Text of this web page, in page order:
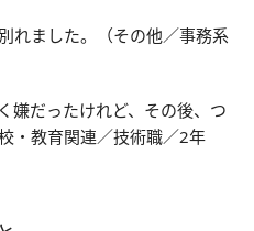
れました。（その他／事務系
嫌だったけれど、その後、つ
・教育関連／技術職／2年